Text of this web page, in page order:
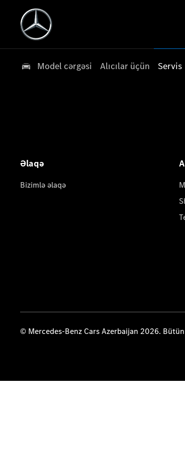
Model cərgəsi Alıcılar üçün Servis
Əlaqə
Bizimlə əlaqə
© Mercedes-Benz Cars Azerbaijan 2026.